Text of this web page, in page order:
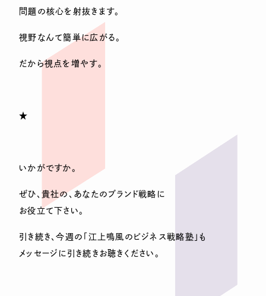
問題の核心を射抜きます。
視野なんて簡単に広がる。
だから視点を増やす。
★
いかがですか。
ぜひ、貴社の、あなたのブランド戦略に
お役立て下さい。
引き続き、今週の「江上鳴風のビジネス戦略塾」も
メッセージに引き続きお聴きください。